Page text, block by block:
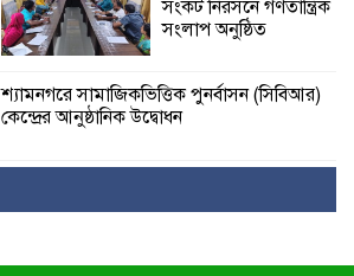
সংকট নিরসনে গণতান্ত্রিক
সংলাপ অনুষ্ঠিত
শ্যামনগরে সামাজিকভিত্তিক পুনর্বাসন (সিবিআর)
কেন্দ্রের আনুষ্ঠানিক উদ্বোধন